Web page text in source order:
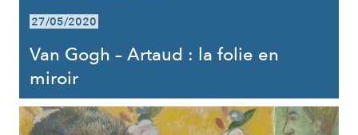
27/05/2020
Van Gogh – Artaud : la folie en
miroir